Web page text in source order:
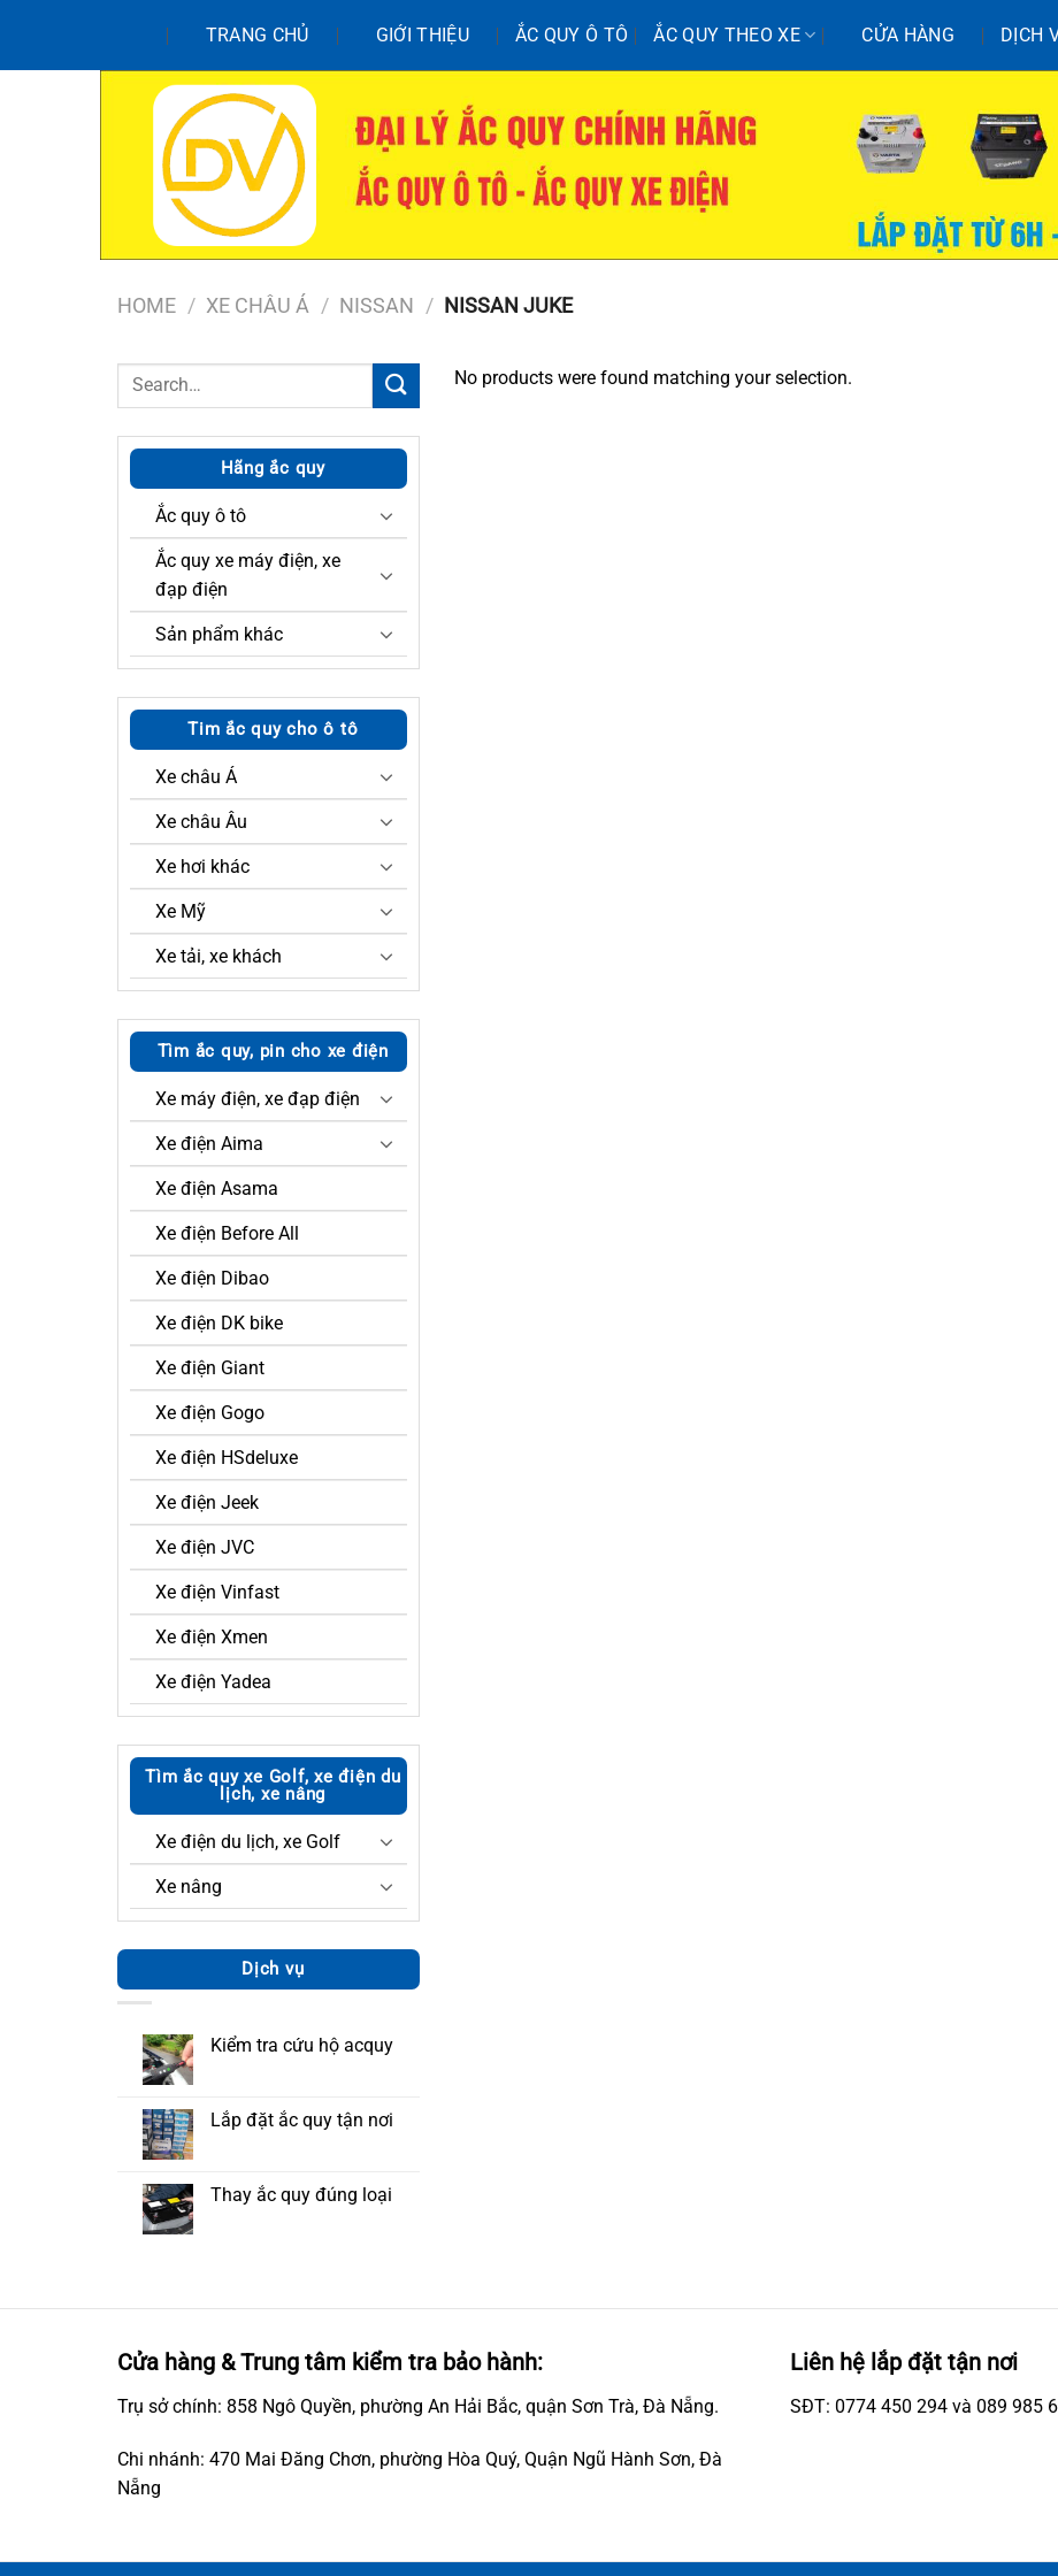
nội
TRANG CHỦ GIỚI THIỆU ẮC QUY Ô TÔ ẮC QUY THEO XE CỬA HÀNG DỊCH
HOME / XE CHÂU Á / NISSAN / NISSAN JUKE
Search
Hãng ắc quy
Ắc quy ô tô
Ắc quy xe máy điện, xe
đạp điện
Sản phẩm khác
Tim ắc quy cho ô tô
Xe châu Á
Xe châu Âu
Xe hơi khác
Xe Mỹ
Xe tải, xe khách
Tìm ắc quy, pin cho xe điện
Xe máy điện, xe đạp điện
Xe điện Aima
Xe điện Asama
Xe điện Before All
Xe điện Dibao
Xe điện DK bike
Xe điện Giant
Xe điện Gogo
Xe điện HSdeluxe
Xe điện Jeek
Xe điện JVC
Xe điện Vinfast
Xe điện Xmen
Xe điện Yadea
Tìm ắc quy xe Golf, xe điện du
lịch, xe nâng
Xe điện du lịch, xe Golf
Xe nâng
Dịch vụ
Kiểm tra cứu hộ acquy
Lắp đặt ắc quy tận nơi
Thay ắc quy đúng loại
No products were found matching your selection.
Cửa hàng & Trung tâm kiểm tra bảo hành:
Trụ sở chính: 858 Ngô Quyền, phường An Hải Bắc, quận Sơn Trà, Đà Nẵng.
Chi nhánh: 470 Mai Đăng Chơn, phường Hòa Quý, Quận Ngũ Hành Sơn, Đà
Nẵng
Liên hệ lắp đặt tận nơi
SĐT: 0774 450 294 và 089 985